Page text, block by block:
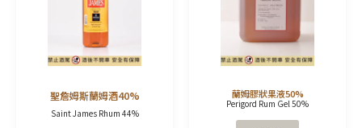
聖詹姆斯蘭姆酒40%
Saint James Rhum 44%
蘭姆膠狀果液50%
Perigord Rum Gel 50%